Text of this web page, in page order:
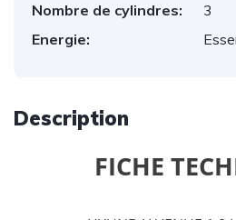
Nombre de cylindres:
3
Energie:
Description
FICHE